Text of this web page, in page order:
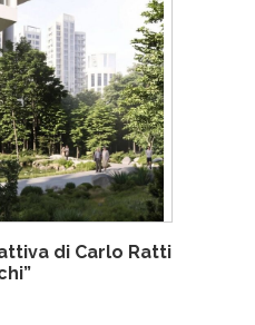
di Carlo Ratti